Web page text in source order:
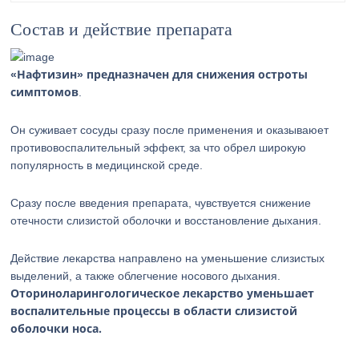
Состав и действие препарата
«Нафтизин» предназначен для снижения остроты
симптомов
Он суживает сосуды сразу после применения и оказываюет
противовоспалительный эффект, за что обрел широкую
популярность в медицинской среде.
Сразу после введения препарата, чувствуется снижение
отечности слизистой оболочки и восстановление дыхания.
Действие лекарства направлено на уменьшение слизистых
выделений, а также облегчение носового дыхания.
Оториноларингологическое лекарство уменьшает
воспалительные процессы в области слизистой
оболочки носа.